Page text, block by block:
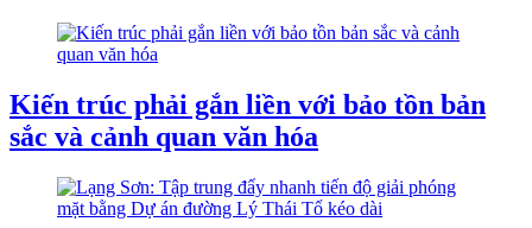
Kiến trúc phải gắn liền với bảo tồn bản
sắc và cảnh quan văn hóa